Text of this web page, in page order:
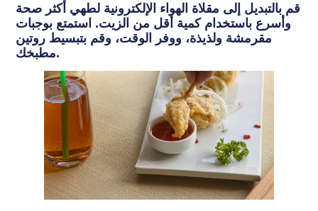
قم بالتبديل إلى مقلاة الهواء الإلكترونية لطهي أكثر صحة
وأسرع باستخدام كمية أقل من الزيت. استمتع بوجبات
مقرمشة ولذيذة، ووفر الوقت، وقم بتبسيط روتين
مطبخك.